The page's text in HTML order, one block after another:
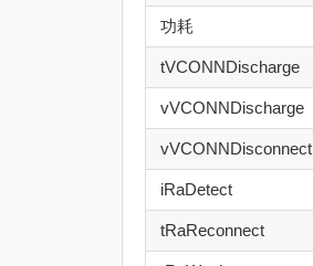
功耗
tVCONNDischarge
vVCONNDischarge
vVCONNDisconnect
iRaDetect
tRaReconnect